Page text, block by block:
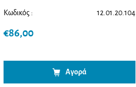
Κωδικός : 12.01.20.104
€86,00
Αγορά